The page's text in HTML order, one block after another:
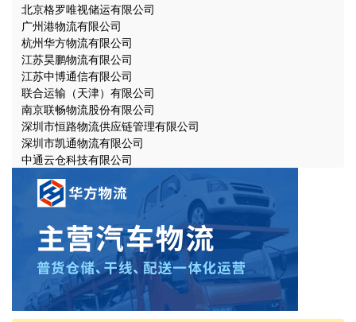
北京格罗唯视储运有限公司
广州港物流有限公司
杭州华方物流有限公司
江苏昊鹏物流有限公司
江苏中博通信有限公司
联合运输（天津）有限公司
南京联畅物流股份有限公司
深圳市恒路物流供应链管理有限公司
深圳市凯通物流有限公司
中通云仓科技有限公司